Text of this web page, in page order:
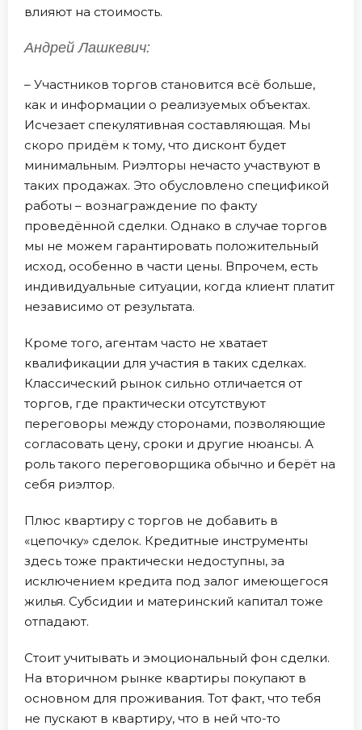
влияют на стоимость.
Андрей Лашкевич:
– Участников торгов становится всё больше,
как и информации о реализуемых объектах.
Исчезает спекулятивная составляющая. Мы
скоро придём к тому, что дисконт будет
минимальным. Риэлторы нечасто участвуют в
таких продажах. Это обусловлено спецификой
работы – вознаграждение по факту
проведённой сделки. Однако в случае торгов
мы не можем гарантировать положительный
исход, особенно в части цены. Впрочем, есть
индивидуальные ситуации, когда клиент платит
независимо от результата.
Кроме того, агентам часто не хватает
квалификации для участия в таких сделках.
Классический рынок сильно отличается от
торгов, где практически отсутствуют
переговоры между сторонами, позволяющие
согласовать цену, сроки и другие нюансы. А
роль такого переговорщика обычно и берёт на
себя риэлтор.
Плюс квартиру с торгов не добавить в
«цепочку» сделок. Кредитные инструменты
здесь тоже практически недоступны, за
исключением кредита под залог имеющегося
жилья. Субсидии и материнский капитал тоже
отпадают.
Стоит учитывать и эмоциональный фон сделки.
На вторичном рынке квартиры покупают в
основном для проживания. Тот факт, что тебя
не пускают в квартиру, что в ней что-то